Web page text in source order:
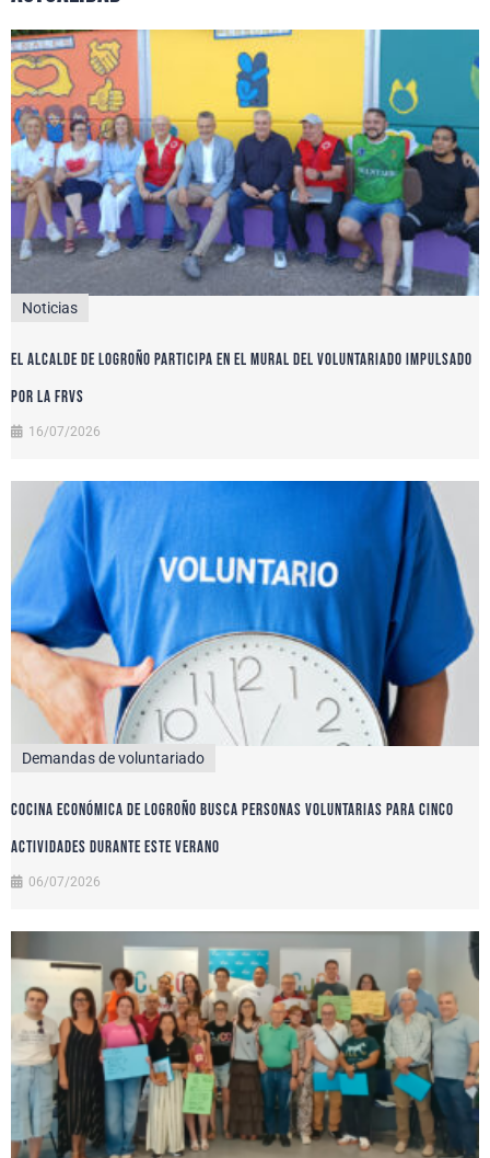
Noticias
El alcalde de Logroño participa en el Mural del Voluntariado impulsado
por la FRVS
16/07/2026
Demandas de voluntariado
Cocina Económica de Logroño busca personas voluntarias para cinco
actividades durante este verano
06/07/2026